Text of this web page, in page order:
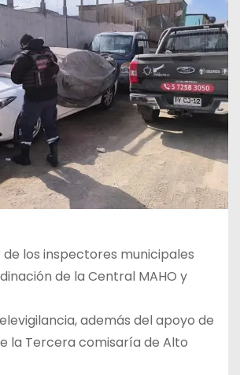
de los inspectores municipales
de la Central MAHO y
además del apoyo de
la Tercera comisaría de Alto